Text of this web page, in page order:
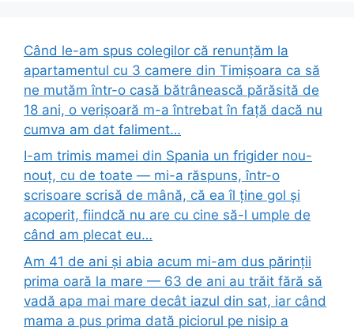
Când le-am spus colegilor că renunțăm la
apartamentul cu 3 camere din Timișoara ca să
ne mutăm într-o casă bătrânească părăsită de
18 ani, o verișoară m-a întrebat în față dacă nu
cumva am dat faliment…
I-am trimis mamei din Spania un frigider nou-
nouț, cu de toate — mi-a răspuns, într-o
scrisoare scrisă de mână, că ea îl ține gol și
acoperit, fiindcă nu are cu cine să-l umple de
când am plecat eu…
Am 41 de ani și abia acum mi-am dus părinții
prima oară la mare — 63 de ani au trăit fără să
vadă apa mai mare decât iazul din sat, iar când
mama a pus prima dată piciorul pe nisip a